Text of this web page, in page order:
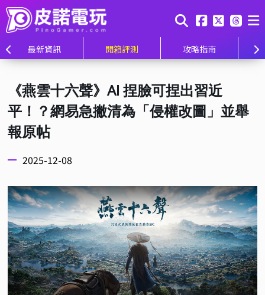
最新資訊 開箱評測 攻略指南
《燕雲十六聲》AI 捏臉可捏出習近
平！？網易急撇清為「侵權改圖」並舉
報原帖
2025-12-08